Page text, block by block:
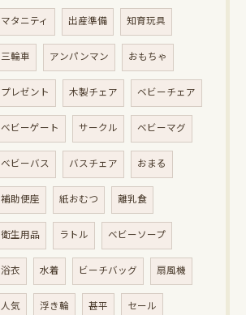
マタニティ 出産準備 知育玩具
三輪車 アンパンマン おもちゃ
プレゼント 木製チェア ベビーチェア
ベビーゲート サークル ベビーマグ
ベビーバス バスチェア おまる
補助便座 紙おむつ 離乳食
衛生用品 ラトル ベビーソープ
浴衣 水着 ビーチバッグ 扇風機
人気 浮き輪 甚平 セール